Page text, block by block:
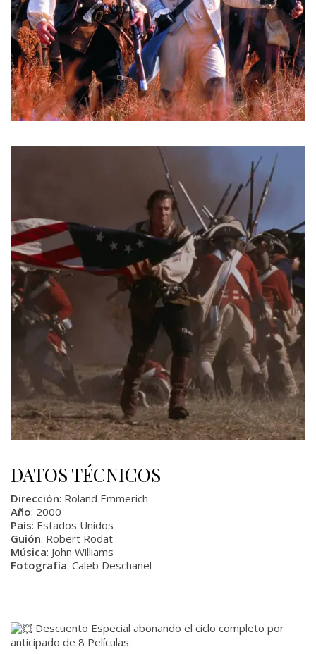
DATOS TÉCNICOS
Dirección: Roland Emmerich
Año: 2000
País: Estados Unidos
Guión: Robert Rodat
Música: John Williams
Fotografía: Caleb Deschanel
Descuento Especial abonando el ciclo completo por
anticipado de 8 Películas: